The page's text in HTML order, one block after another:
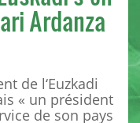
Ardanza
de l‘Euzkadi
« un président
de son pays